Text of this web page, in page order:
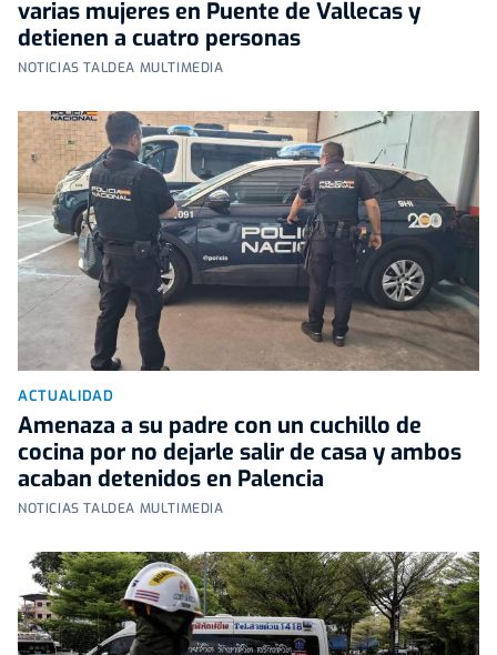
varias mujeres en Puente de Vallecas y
detienen a cuatro personas
NOTICIAS TALDEA MULTIMEDIA
ACTUALIDAD
Amenaza a su padre con un cuchillo de
cocina por no dejarle salir de casa y ambos
acaban detenidos en Palencia
NOTICIAS TALDEA MULTIMEDIA